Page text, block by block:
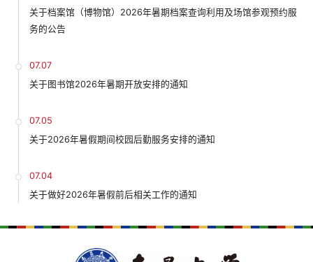
关于档案馆（博物馆）2026年暑期档案查询利用及场馆参观预约服
务的公告
07.07
关于图书馆2026年暑期开放安排的通知
07.05
关于2026年暑假期间校园后勤服务安排的通知
07.04
关于做好2026年暑假前后相关工作的通知